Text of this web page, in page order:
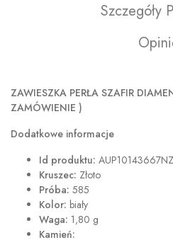
Szczegóły
ZAWIESZKA PERŁA SZAFIR
ZAMÓWIENIE )
Dodatkowe informacje
Id produktu: AUP10143667NZ
Kruszec: Złoto
Próba: 585
Kolor: biały
Waga: 1,80 g
Kamień: